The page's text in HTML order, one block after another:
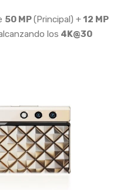
50 MP(Principal) +12 MP
los 4K@30